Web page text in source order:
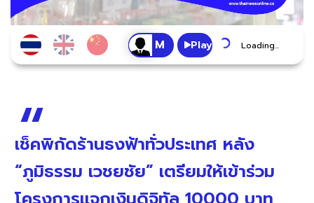
Play Loading...
เช็คพิกัดร้านธงฟ้าทั่วประเทศ หลัง
“ภูมิธรรม เวชยชัย” เตรียมให้เข้าร่วม